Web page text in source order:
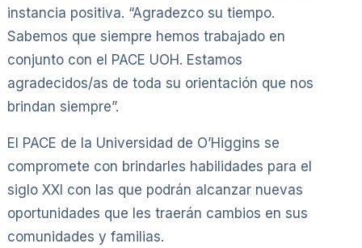
instancia positiva. “Agradezco su tiempo.
Sabemos que siempre hemos trabajado en
conjunto con el PACE UOH. Estamos
agradecidos/as de toda su orientación que nos
brindan siempre”.
El PACE de la Universidad de O’Higgins se
compromete con brindarles habilidades para el
siglo XXI con las que podrán alcanzar nuevas
oportunidades que les traerán cambios en sus
comunidades y familias.